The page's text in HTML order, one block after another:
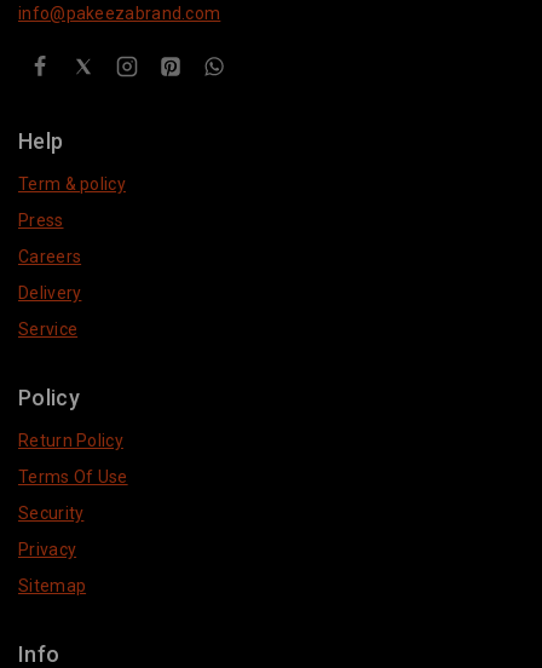
info@pakeezabrand.com
Help
Term & policy
Press
Careers
Delivery
Service
Policy
Return Policy
Terms Of Use
Security
Privacy
Sitemap
Info